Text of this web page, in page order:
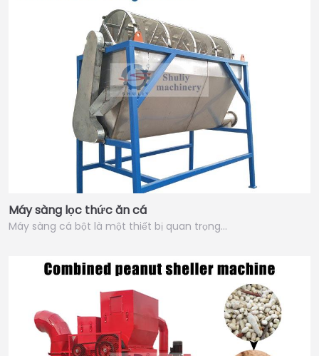
Máy sàng lọc thức ăn cá
Máy sàng cá bột là một thiết bị quan trọng…